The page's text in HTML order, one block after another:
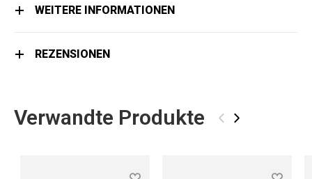
WEITERE INFORMATIONEN
REZENSIONEN
Verwandte Produkte ‹ ›